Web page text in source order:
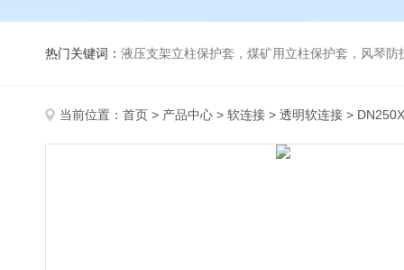
热门关键词： 液压支架立柱保护套，煤矿用立柱保护套，风琴
当前位置： 首页 > 产品中心 > 软连接 > 透明软连接 >